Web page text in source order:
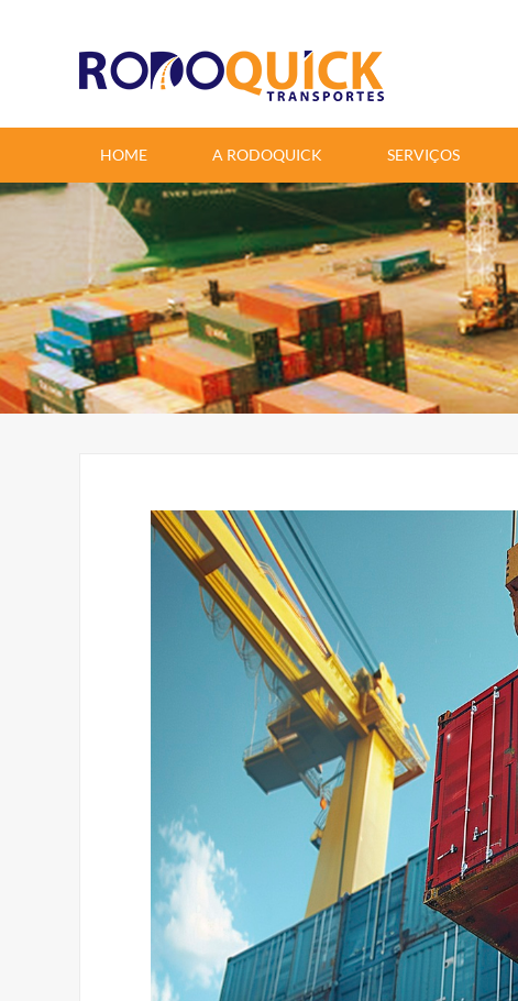
HOME A RODOQUICK SERVIÇOS